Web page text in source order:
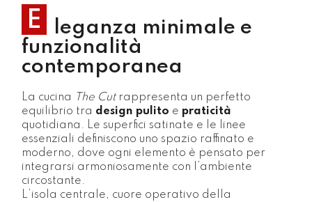
E
leganza minimale e
funzionalità
contemporanea
La cucina The Cutrappresenta un perfetto
equilibrio tra design pulito e praticità
quotidiana. Le superfici satinate e le linee
essenziali definiscono uno spazio raffinato e
moderno, dove ogni elemento è pensato per
integrarsi armoniosamente con l’ambiente
circostante.
L’isola centrale, cuore operativo della